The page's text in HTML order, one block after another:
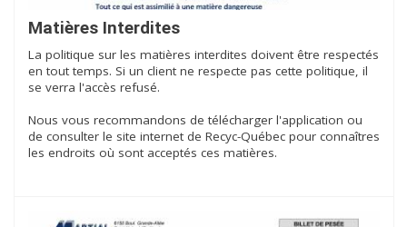
Matières Interdites
La politique sur les matières interdites doivent être respectés
en tout temps. Si un client ne respecte pas cette politique, il
se verra l'accès refusé.
Nous vous recommandons de télécharger l'application ou
de consulter le site internet de Recyc-Québec pour connaîtres
les endroits où sont acceptés ces matières.